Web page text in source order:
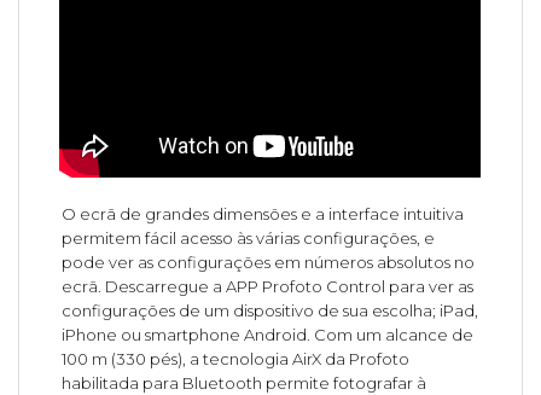
O ecrã de grandes dimensões e a interface intuitiva
permitem fácil acesso às várias configurações, e
pode ver as configurações em números absolutos no
ecrã. Descarregue a APP Profoto Control para ver as
configurações de um dispositivo de sua escolha; iPad,
iPhone ou smartphone Android. Com um alcance de
100 m (330 pés), a tecnologia AirX da Profoto
habilitada para Bluetooth permite fotografar à